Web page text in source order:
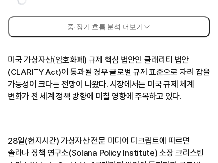
중·장기 흐름 분석 더보기
미국 가상자산(암호화폐) 규제 핵심 법안인 클래리티 법안
(CLARITY Act)이 통과될 경우 글로벌 규제 표준으로 자리 잡을
가능성이 크다는 전망이 나왔다. 시장에서는 미국 규제 체계
변화가 전 세계 정책 방향에 미칠 영향에 주목하고 있다.
28일(현지시간) 가상자산 전문 미디어 디크립트에 따르면
솔라나 정책 연구소(Solana Policy Institute) 소장 크리스틴